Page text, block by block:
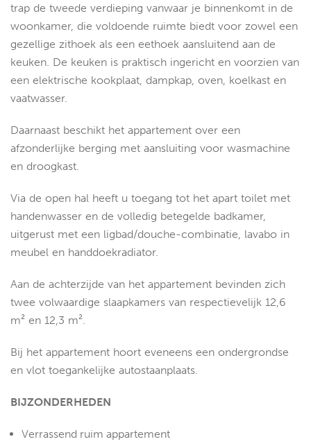
trap de tweede verdieping vanwaar je binnenkomt in de
woonkamer, die voldoende ruimte biedt voor zowel een
gezellige zithoek als een eethoek aansluitend aan de
keuken. De keuken is praktisch ingericht en voorzien van
een elektrische kookplaat, dampkap, oven, koelkast en
vaatwasser.
Daarnaast beschikt het appartement over een
afzonderlijke berging met aansluiting voor wasmachine
en droogkast.
Via de open hal heeft u toegang tot het apart toilet met
handenwasser en de volledig betegelde badkamer,
uitgerust met een ligbad/douche-combinatie, lavabo in
meubel en handdoekradiator.
Aan de achterzijde van het appartement bevinden zich
twee volwaardige slaapkamers van respectievelijk 12,6
m² en 12,3 m².
Bij het appartement hoort eveneens een ondergrondse
en vlot toegankelijke autostaanplaats.
BIJZONDERHEDEN
Verrassend ruim appartement